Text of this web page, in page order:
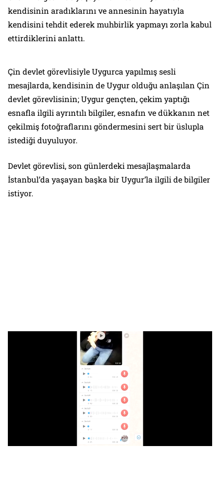
kendisinin aradıklarını ve annesinin hayatıyla
kendisini tehdit ederek muhbirlik yapmayı zorla kabul
ettirdiklerini anlattı.
Çin devlet görevlisiyle Uygurca yapılmış sesli
mesajlarda, kendisinin de Uygur olduğu anlaşılan Çin
devlet görevlisinin; Uygur gençten, çekim yaptığı
esnafla ilgili ayrıntılı bilgiler, esnafın ve dükkanın net
çekilmiş fotoğraflarını göndermesini sert bir üslupla
istediği duyuluyor.
Devlet görevlisi, son günlerdeki mesajlaşmalarda
İstanbul’da yaşayan başka bir Uygur’la ilgili de bilgiler
istiyor.